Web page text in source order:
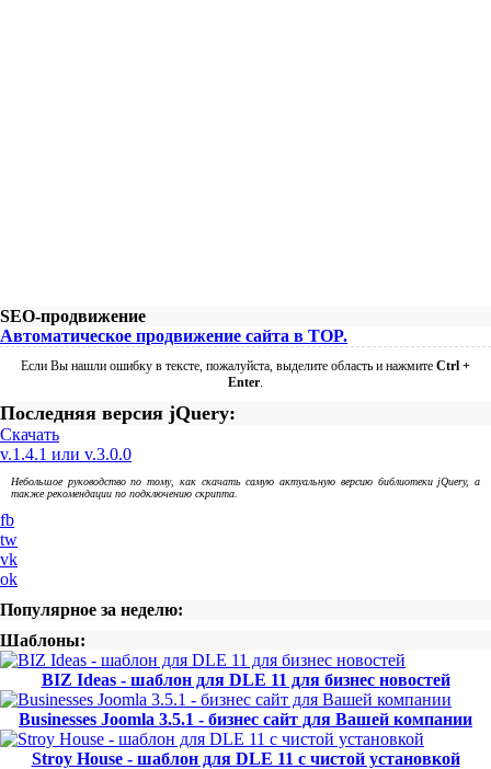
SEO-продвижение
Автоматическое продвижение сайта в TOP.
Если Вы нашли ошибку в тексте, пожалуйста, выделите область и нажмите Ctrl +
Enter.
Последняя версия jQuery:
Скачать
v.1.4.1 или v.3.0.0
Небольшое руководство по тому, как скачать самую актуальную версию библиотеки jQuery, а
также рекомендации по подключению скрипта.
fb
tw
vk
ok
Популярное за неделю:
Шаблоны:
BIZ Ideas - шаблон для DLE 11 для бизнес новостей
Businesses Joomla 3.5.1 - бизнес сайт для Вашей компании
Stroy House - шаблон для DLE 11 с чистой установкой